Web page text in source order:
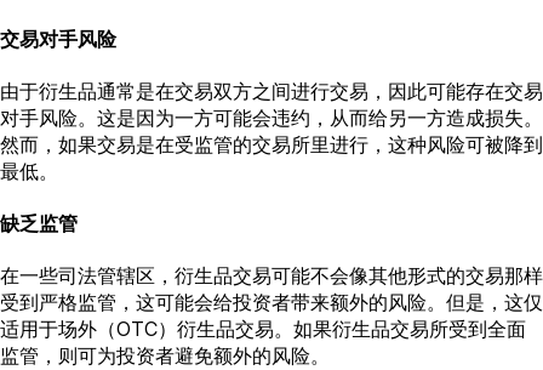
交易对手风险
由于衍生品通常是在交易双方之间进行交易，因此可能存在交易
对手风险。这是因为一方可能会违约，从而给另一方造成损失。
然而，如果交易是在受监管的交易所里进行，这种风险可被降到
最低。
缺乏监管
在一些司法管辖区，衍生品交易可能不会像其他形式的交易那样
受到严格监管，这可能会给投资者带来额外的风险。但是，这仅
适用于场外（OTC）衍生品交易。如果衍生品交易所受到全面
监管，则可为投资者避免额外的风险。